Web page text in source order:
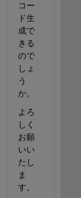
コー
ド生
成で
きる
ので
しょ
う
か。
よろ
しく
お願
いい
たし
ま
す。